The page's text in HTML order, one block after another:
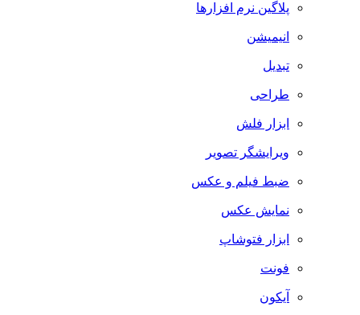
پلاگین نرم افزارها
انیمیشن
تبدیل
طراحی
ابزار فلش
ویرایشگر تصویر
ضبط فيلم و عكس
نمایش عکس
ابزار فتوشاپ
فونت
آیکون